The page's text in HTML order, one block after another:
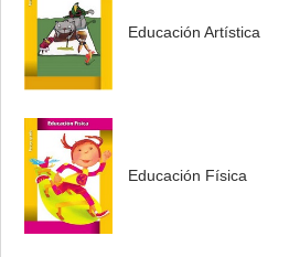
Educación Artística
Educación Física